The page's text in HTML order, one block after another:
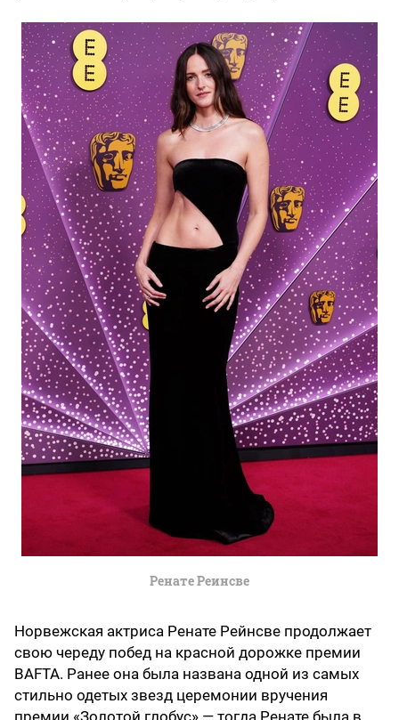
Ренате Реинсве
Норвежская актриса Ренате Рейнсве продолжает
свою череду побед на красной дорожке премии
BAFTA. Ранее она была названа одной из самых
стильно одетых звезд церемонии вручения
премии «Золотой глобус» — тогда Ренате была в